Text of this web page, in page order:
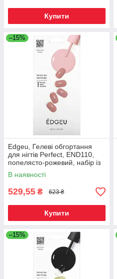
Купити
–15%
Edgeu, Гелеві обгортання
для нігтів Perfect, END110,
попелясто-рожевий, набір із
16 смужок, Київ
В наявності
529,55 ₴ 623 ₴
Купити
–15%